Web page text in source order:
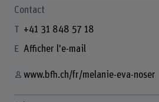
Contact
+41 31 848 57 18
Afficher l'e-mail
www.bfh.ch/fr/melanie-eva-noser